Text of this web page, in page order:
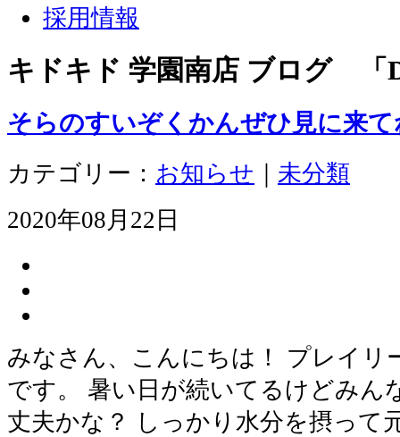
採用情報
キドキド 学園南店 ブログ 「
そらのすいぞくかんぜひ見に来て
カテゴリー： お知らせ
未分類
2020年08月22日
みなさん、こんにちは！ プレイリ
です。 暑い日が続いてるけどみん
丈夫かな？ しっかり水分を摂って